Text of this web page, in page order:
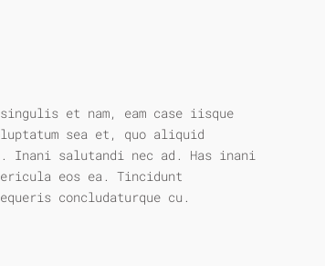
et nam, eam case iisque
sea et, quo aliquid
Inani salutandi nec ad. Has inani
eos ea. Tincidunt
concludaturque cu.